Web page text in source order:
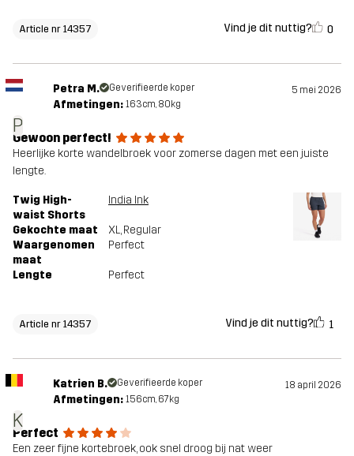
Article nr 14357 Vind je dit nuttig? 0
P
Petra M. Geverifieerde koper 5 mei 2026
Afmetingen: 163cm, 80kg
Gewoon perfect!
Heerlijke korte wandelbroek voor zomerse dagen met een juiste
lengte.
Twig High-
waist Shorts
India Ink
Gekochte maat XL, Regular
Waargenomen
maat
Perfect
Lengte Perfect
Article nr 14357 Vind je dit nuttig? 1
K
Katrien B. Geverifieerde koper 18 april 2026
Afmetingen: 156cm, 67kg
Perfect
Een zeer fijne kortebroek, ook snel droog bij nat weer